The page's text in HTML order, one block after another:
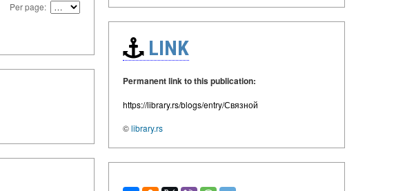
Per page:
LINK
Permanent link to this publication:
https://library.rs/blogs/entry/Связной
©library.rs